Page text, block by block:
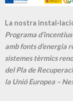
La nostra
Programa
amb fonts d’energia
sistemes tèrmics
del Pla de
la Unió Europea –